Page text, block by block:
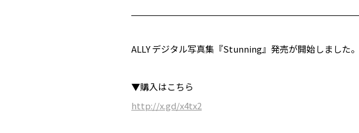
ALLY デジタル写真集『Stunning』発売が開始しました。
▼購入はこちら
http://x.gd/x4tx2